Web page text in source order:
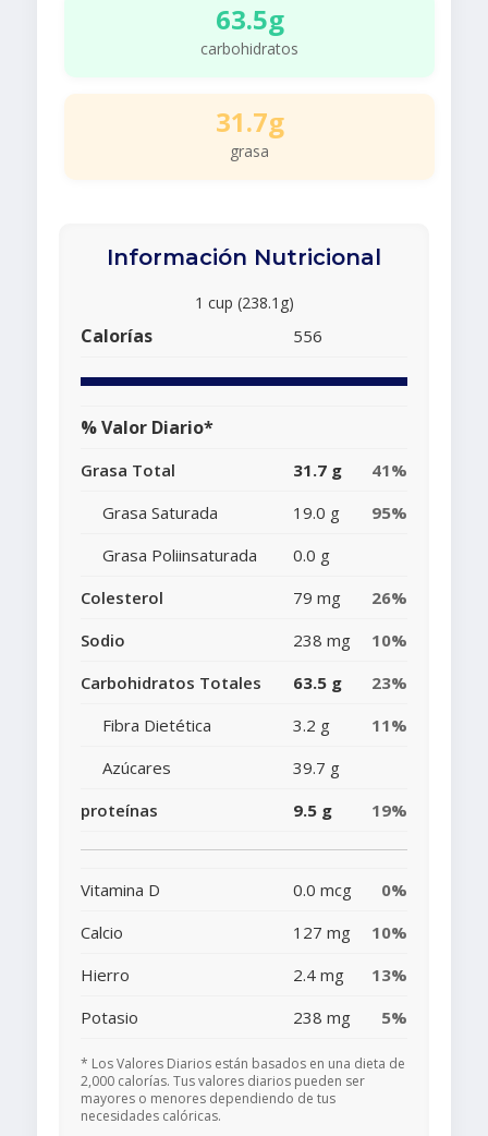
63.5g
carbohidratos
31.7g
grasa
Información Nutricional
1 cup (238.1g)
Calorías 556
% Valor Diario*
Grasa Total 31.7 g
41%
Grasa Saturada
19.0 g
95%
Grasa Poliinsaturada
0.0 g
Colesterol
79 mg
26%
Sodio
238 mg
10%
Carbohidratos Totales
63.5 g
23%
Fibra Dietética
3.2 g
11%
Azúcares
39.7 g
proteínas
9.5 g 19%
Vitamina D 0.0 mcg
0%
Calcio
127 mg
10%
Hierro
2.4 mg
13%
Potasio
238 mg 5%
* Los Valores Diarios están basados en una dieta de
2,000 calorías. Tus valores diarios pueden ser
mayores o menores dependiendo de tus
necesidades calóricas.